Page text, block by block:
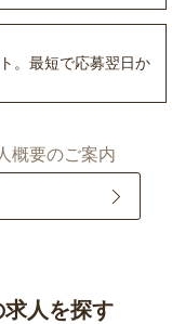
。最短で応募翌日か
概要のご案内
人を探す